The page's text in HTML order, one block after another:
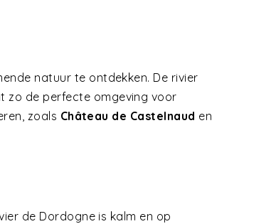
natuur te ontdekken. De rivier
zo de perfecte omgeving voor
zoals Château de Castelnaud en
de Dordogne is kalm en op